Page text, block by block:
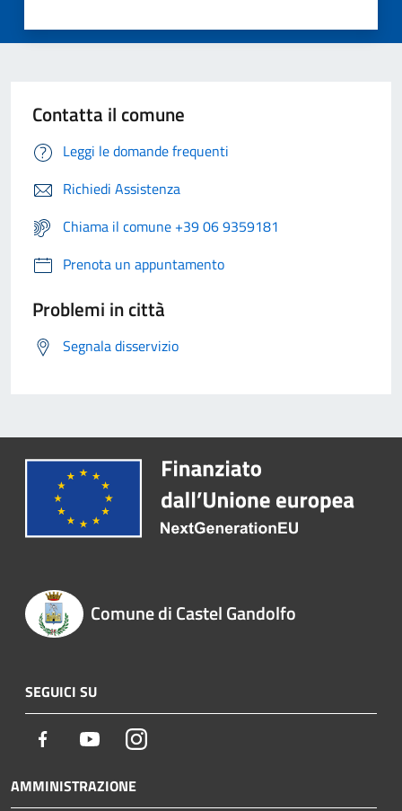
Contatta il comune
Leggi le domande frequenti
Richiedi Assistenza
Chiama il comune +39 06 9359181
Prenota un appuntamento
Problemi in città
Segnala disservizio
Comune di Castel Gandolfo
SEGUICI SU
Facebook YoutubeInstagram
AMMINISTRAZIONE